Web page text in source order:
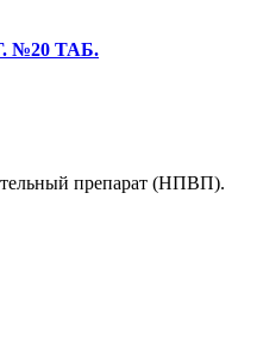
№20 ТАБ.
препарат (НПВП).